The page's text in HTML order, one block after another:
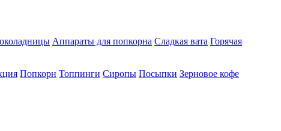
Аппараты для попкорна Сладкая вата Горячая
Попкорн Топпинги Сиропы Посыпки Зерновое кофе